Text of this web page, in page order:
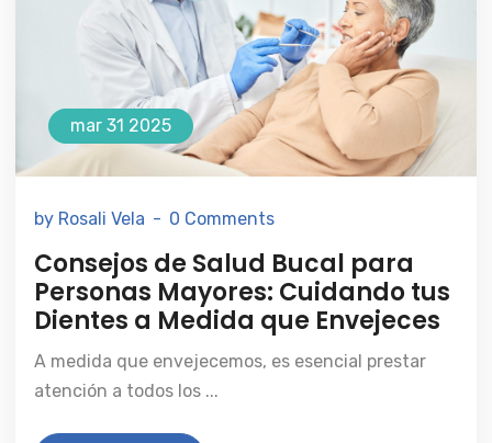
mar 31 2025
by Rosali Vela 0 Comments
Consejos de Salud Bucal para
Personas Mayores: Cuidando tus
Dientes a Medida que Envejeces
A medida que envejecemos, es esencial prestar
atención a todos los ...